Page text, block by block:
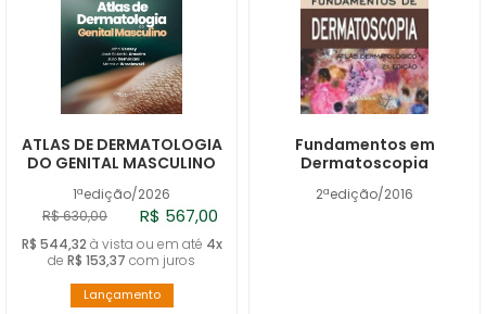
1ªedição/2026
ATLAS DE DERMATOLOGIA
DO GENITAL MASCULINO
R$ 630,00 R$ 567,00
R$ 544,32 à vista ou em até 4x
de R$ 153,37 com juros
Lançamento
2ªedição/2016
Fundamentos em
Dermatoscopia